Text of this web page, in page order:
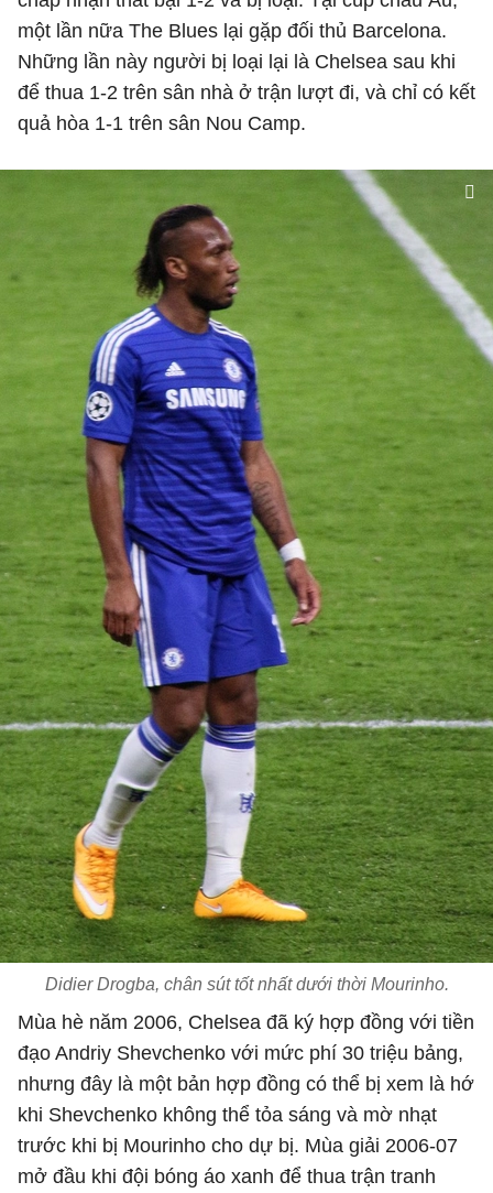
một lần nữa The Blues lại gặp đối thủ Barcelona.
Những lần này người bị loại lại là Chelsea sau khi
để thua 1-2 trên sân nhà ở trận lượt đi, và chỉ có kết
quả hòa 1-1 trên sân Nou Camp.
Didier Drogba, chân sút tốt nhất dưới thời Mourinho.
Mùa hè năm 2006, Chelsea đã ký hợp đồng với tiền
đạo Andriy Shevchenko với mức phí 30 triệu bảng,
nhưng đây là một bản hợp đồng có thể bị xem là hớ
khi Shevchenko không thể tỏa sáng và mờ nhạt
trước khi bị Mourinho cho dự bị. Mùa giải 2006-07
mở đầu khi đội bóng áo xanh để thua trận tranh